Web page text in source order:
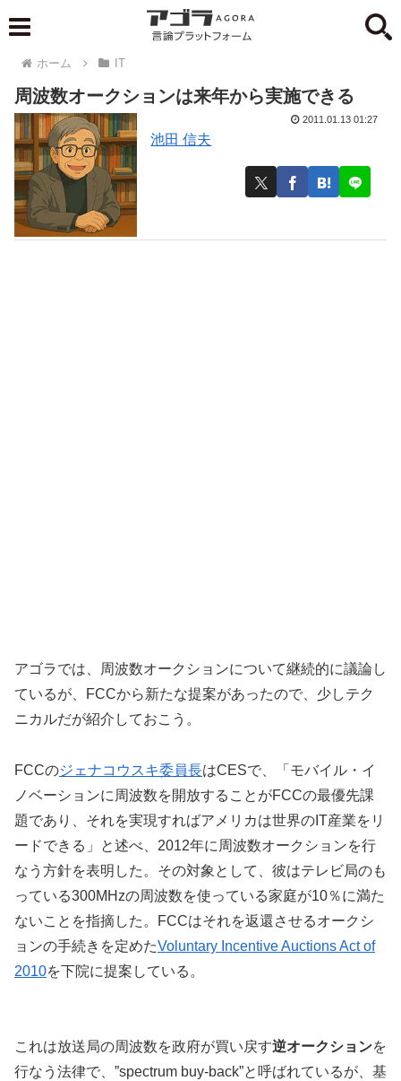
ホーム IT
周波数オークションは来年から実施できる
池田 信夫
2011.01.13 01:27
アゴラでは、周波数オークションについて継続的に議論し
ているが、FCCから新たな提案があったので、少しテク
ニカルだが紹介しておこう。
FCCのジェナコウスキ委員長はCESで、「モバイル・イ
ノベーションに周波数を開放することがFCCの最優先課
題であり、それを実現すればアメリカは世界のIT産業をリ
ードできる」と述べ、2012年に周波数オークションを行
なう方針を表明した。その対象として、彼はテレビ局のも
っている300MHzの周波数を使っている家庭が10％に満た
ないことを指摘した。FCCはそれを返還させるオークシ
ョンの手続きを定めたVoluntary Incentive Auctions Act of
2010を下院に提案している。
これは放送局の周波数を政府が買い戻す逆オークションを
行なう法律で、”spectrum buy-back”と呼ばれているが、基